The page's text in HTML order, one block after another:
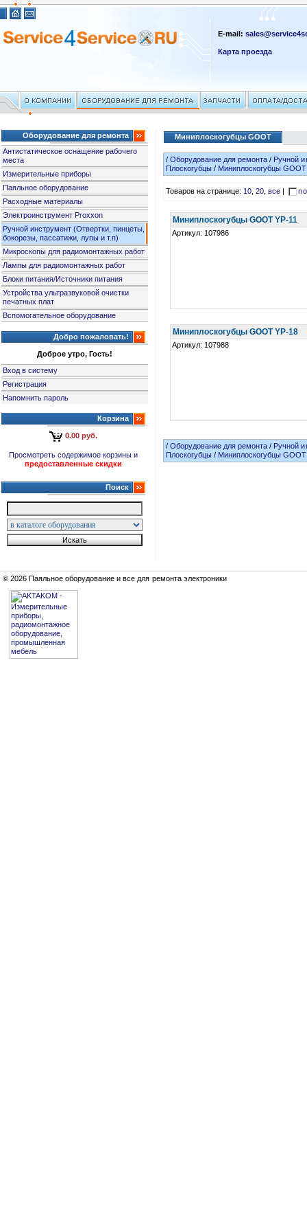
E-mail:
Карта проезда
Оборудование для ремонта
Антистатическое оснащение рабочего
места
Измерительные приборы
Паяльное оборудование
Расходные материалы
Электроинструмент Proxxon
Ручной инструмент (Отвертки, пинцеты,
бокорезы, пассатижи, лупы и т.п)
Микроскопы для радиомонтажных работ
Лампы для радиомонтажных работ
Блоки питания/Источники питания
Устройства ультразвуковой очистки
печатных плат
Вспомогательное оборудование
Добро пожаловать!
Доброе утро, Гость!
Вход в систему
Регистрация
Напомнить пароль
Корзина
0.00 руб.
Просмотреть содержимое корзины и
предоставленные скидки
Поиск
Миниплоскогубцы GOOT
/Оборудование для ремонта / Ручной
Плоскогубцы/ Миниплоскогубцы GOOT
Товаров на странице:10,20,все
Миниплоскогубцы GOOT YP-11
Артикул: 107986
Миниплоскогубцы GOOT YP-18
Артикул: 107988
/Оборудование для ремонта / Ручной
Плоскогубцы/ Миниплоскогубцы GOOT
© 2026 Паяльное оборудование и все для ремонта электроники